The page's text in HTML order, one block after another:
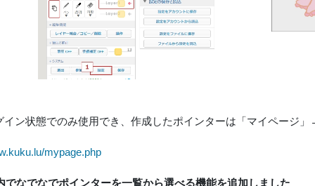
イン状態でのみ使用でき、作成したポインターは「マイページ
mypage.php
でなでなでポインターを一覧から選べる機能を追加しました